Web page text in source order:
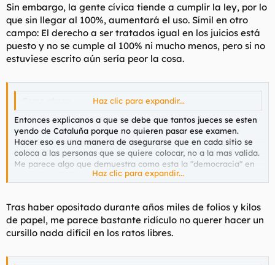
Sin embargo, la gente cívica tiende a cumplir la ley, por lo
que sin llegar al 100%, aumentará el uso. Símil en otro
campo: El derecho a ser tratados igual en los juicios está
puesto y no se cumple al 100% ni mucho menos, pero si no
estuviese escrito aún sería peor la cosa.
Haz clic para expandir...
Entonces explicanos a que se debe que tantos jueces se esten
yendo de Cataluña porque no quieren pasar ese examen.
Hacer eso es una manera de asegurarse que en cada sitio se
coloca a las personas que se quiere colocar, no a la mas valida.
Me parece algo que demuestra como esta la "democracia" en
esa region de España.Haz clic para expandir...
Tras haber opositado durante años miles de folios y kilos
de papel, me parece bastante ridículo no querer hacer un
cursillo nada difícil en los ratos libres.